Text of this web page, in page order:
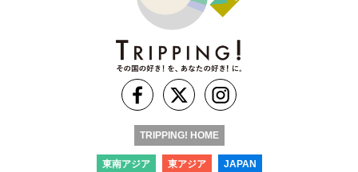
TRIPPING! HOME
東南アジア 東アジア JAPAN